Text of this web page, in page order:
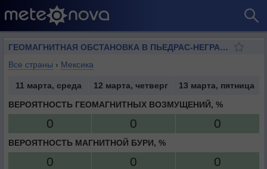
ГЕОМАГНИТНАЯ ОБСТАНОВКА В ПЬЕДРАС-НЕГРАСЕ
Все страны › Мексика
11 марта, среда 12 марта, четверг
13 марта, пятница
ВЕРОЯТНОСТЬ ГЕОМАГНИТНЫХ ВОЗМУЩЕНИЙ, %
0 0 0
ВЕРОЯТНОСТЬ МАГНИТНОЙ БУРИ, %
0 0 0